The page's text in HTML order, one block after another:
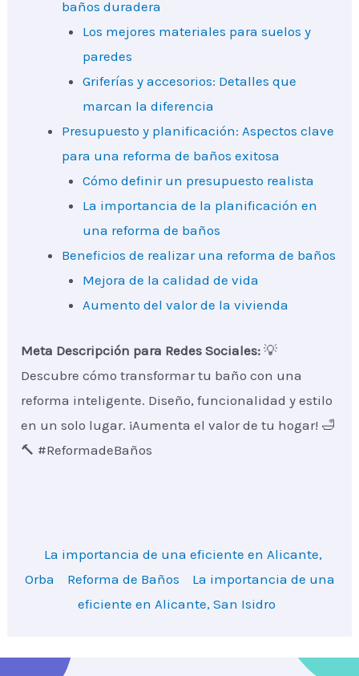
baños duradera
Los mejores materiales para suelos y
paredes
Griferías y accesorios: Detalles que
marcan la diferencia
Presupuesto y planificación: Aspectos clave
para una reforma de baños exitosa
Cómo definir un presupuesto realista
La importancia de la planificación en
una reforma de baños
Beneficios de realizar una reforma de baños
Mejora de la calidad de vida
Aumento del valor de la vivienda
Meta Descripción para Redes Sociales: 💡
Descubre cómo transformar tu baño con una
reforma inteligente. Diseño, funcionalidad y estilo
en un solo lugar. ¡Aumenta el valor de tu hogar! 🛁
🔨 #ReformadeBaños
La importancia de una eficiente en Alicante,
Orba
Reforma de Baños
La importancia de una
eficiente en Alicante, San Isidro